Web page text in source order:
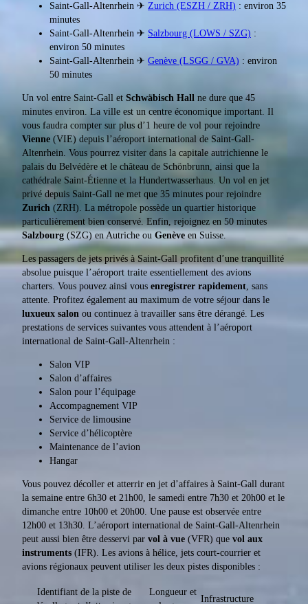
Saint-Gall-Altenrhein ✈ Zurich (ESZH / ZRH) : environ 35
minutes
Saint-Gall-Altenrhein ✈ Salzbourg (LOWS / SZG) :
environ 50 minutes
Saint-Gall-Altenrhein ✈ Genève (LSGG / GVA) : environ
50 minutes
Un vol entre Saint-Gall et Schwäbisch Hall ne dure que 45
minutes environ. La ville est un centre économique important. Il
vous faudra compter sur plus d’1 heure de vol pour rejoindre
Vienne (VIE) depuis l’aéroport international de Saint-Gall-
Altenrhein. Vous pourrez visiter dans la capitale autrichienne le
palais du Belvédère et le château de Schönbrunn, ainsi que la
cathédrale Saint-Étienne et la Hundertwasserhaus. Un vol en jet
privé depuis Saint-Gall ne met que 35 minutes pour rejoindre
Zurich (ZRH). La métropole possède un quartier historique
particulièrement bien conservé. Enfin, rejoignez en 50 minutes
Salzbourg (SZG) en Autriche ou Genève en Suisse.
Les passagers de jets privés à Saint-Gall profitent d’une tranquillité
absolue puisque l’aéroport traite essentiellement des avions
charters. Vous pouvez ainsi vous enregistrer rapidement, sans
attente. Profitez également au maximum de votre séjour dans le
luxueux salon ou continuez à travailler sans être dérangé. Les
prestations de services suivantes vous attendent à l’aéroport
international de Saint-Gall-Altenrhein :
Salon VIP
Salon d’affaires
Salon pour l’équipage
Accompagnement VIP
Service de limousine
Service d’hélicoptère
Maintenance de l’avion
Hangar
Vous pouvez décoller et atterrir en jet d’affaires à Saint-Gall durant
la semaine entre 6h30 et 21h00, le samedi entre 7h30 et 20h00 et le
dimanche entre 10h00 et 20h00. Une pause est observée entre
12h00 et 13h30. L’aéroport international de Saint-Gall-Altenrhein
peut aussi bien être desservi par vol à vue (VFR) que vol aux
instruments (IFR). Les avions à hélice, jets court-courrier et
avions régionaux peuvent utiliser les deux pistes disponibles :
Identifiant de la piste de
Longueur et
Infrastructure